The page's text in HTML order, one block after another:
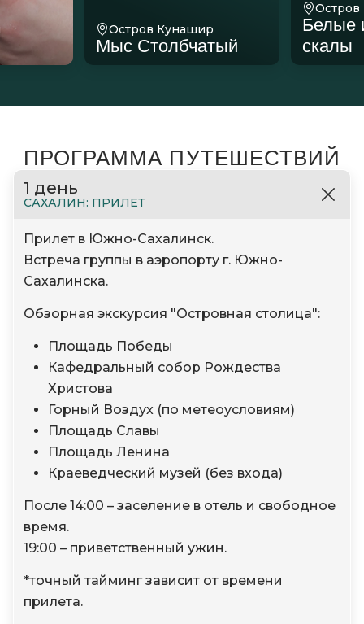
Остров Кунашир
Мыс Столбчатый
Остров
Белые
скалы
ПРОГРАММА ПУТЕШЕСТВИЙ
1 день
САХАЛИН: ПРИЛЕТ
Прилет в Южно-Сахалинск.
Встреча группы в аэропорту г. Южно-
Сахалинска.
Обзорная экскурсия "Островная столица":
Площадь Победы
Кафедральный собор Рождества
Христова
Горный Воздух (по метеоусловиям)
Площадь Славы
Площадь Ленина
Краеведческий музей (без входа)
После 14:00 – заселение в отель и свободное
время.
19:00 – приветственный ужин.
*точный тайминг зависит от времени
прилета.